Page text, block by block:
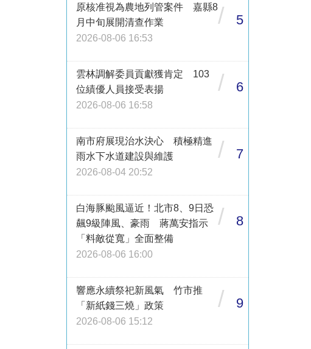
原核准視為農地列管案件 嘉縣8
月中旬展開清查作業
2026-08-06 16:53
/ 5
雲林調解委員貢獻獲肯定 103
位績優人員接受表揚
2026-08-06 16:58
/ 6
南市府展現治水決心 積極精進
雨水下水道建設與維護
2026-08-04 20:52
/ 7
白海豚颱風逼近！北市8、9日恐
飆9級陣風、豪雨 蔣萬安指示
「料敵從寬」全面整備
2026-08-06 16:00
/ 8
響應永續祭祀新風氣 竹市推
「新紙錢三燒」政策
2026-08-06 15:12
/ 9